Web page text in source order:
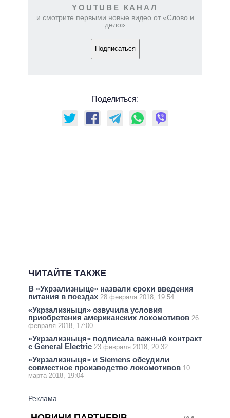
YOUTUBE КАНАЛ
и смотрите первыми новые видео от «Слово и
дело»
Подписаться
Поделиться:
ЧИТАЙТЕ ТАКЖЕ
В «Укрзализныце» назвали сроки введения
питания в поездах 28 февраля 2018, 19:54
«Укрзализныця» озвучила условия
приобретения американских локомотивов 26
февраля 2018, 17:00
«Укрзализныця» подписала важный контракт
с General Electric 23 февраля 2018, 20:32
«Укрзализныця» и Siemens обсудили
совместное производство локомотивов 10
марта 2018, 19:04